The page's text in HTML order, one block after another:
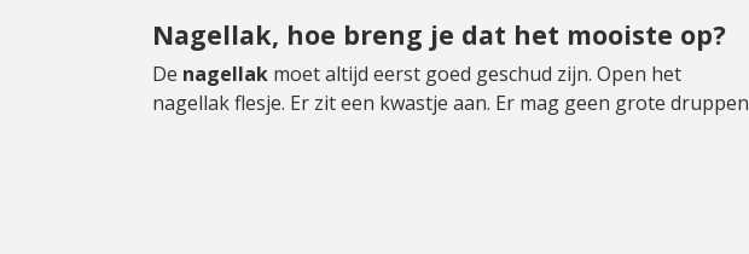
Nagellak, hoe breng je dat het mooiste op?
De nagellak moet altijd eerst goed geschud zijn. Open het
nagellak flesje. Er zit een kwastje aan. Er mag geen grote druppen